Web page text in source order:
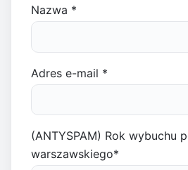
Nazwa *
Adres e-mail *
(ANTYSPAM) Rok wybuchu
warszawskiego*